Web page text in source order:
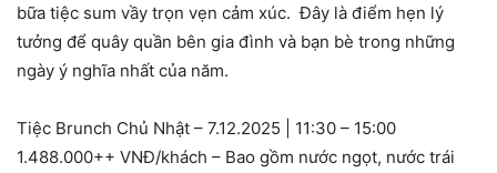
bữa tiệc sum vầy trọn vẹn cảm xúc. Đây là điểm hẹn lý
tưởng để quây quần bên gia đình và bạn bè trong những
ngày ý nghĩa nhất của năm.
Tiệc Brunch Chủ Nhật – 7.12.2025 | 11:30 – 15:00
1.488.000++ VNĐ/khách – Bao gồm nước ngọt, nước trái